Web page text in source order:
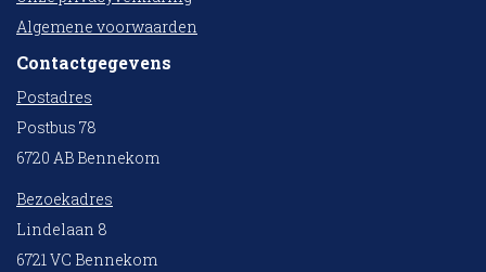
Algemene voorwaarden
Contactgegevens
Postadres
Postbus 78
6720 AB Bennekom
Bezoekadres
Lindelaan 8
6721 VC Bennekom